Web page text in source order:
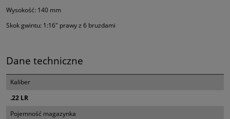
Wysokość: 140 mm
Skok gwintu: 1:16" prawy z 6 bruzdami
Dane techniczne
Kaliber
.22 LR
Pojemność magazynka